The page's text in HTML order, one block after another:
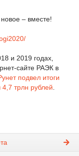
– вместе!
и 2019 годах,
сайте РАЭК в
подвел итоги
трлн рублей